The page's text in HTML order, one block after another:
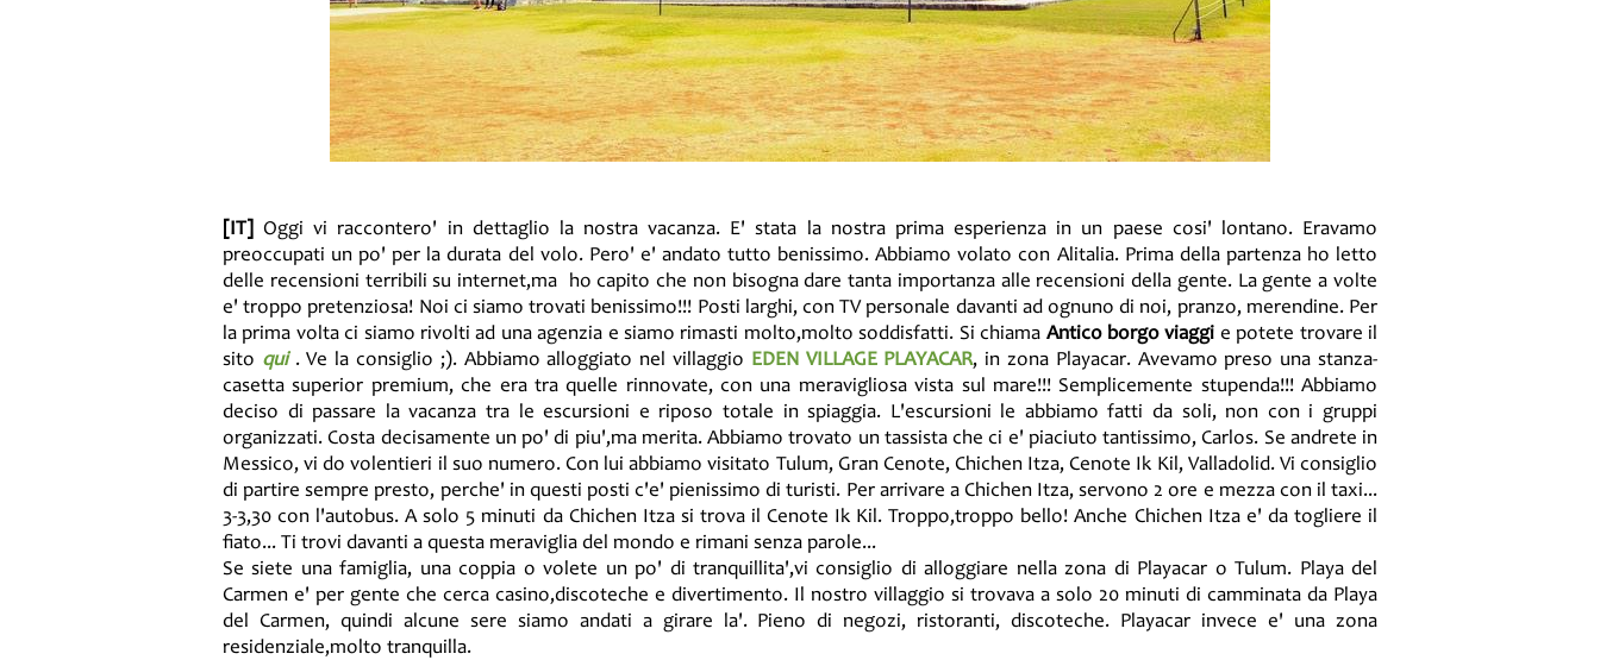
[IT]
Oggi vi raccontero' in dettaglio la nostra vacanza. E' stata la nostra prima esperienza in un paese cosi' lontano. Eravamo
preoccupati un po' per la durata del volo. Pero' e' andato tutto benissimo. Abbiamo volato con Alitalia. Prima della partenza ho letto
delle recensioni terribili su internet,ma ho capito che non bisogna dare tanta importanza alle recensioni della gente. La gente a volte
e' troppo pretenziosa! Noi ci siamo trovati benissimo!!! Posti larghi, con TV personale davanti ad ognuno di noi, pranzo, merendine. Per
la prima volta ci siamo rivolti ad una agenzia e siamo rimasti molto,molto soddisfatti. Si chiama Antico borgo viaggi e potete trovare il
sito qui . Ve la consiglio ;). Abbiamo alloggiato nel villaggio EDEN VILLAGE PLAYACAR, in zona Playacar. Avevamo preso una stanza-
casetta superior premium, che era tra quelle rinnovate, con una meravigliosa vista sul mare!!! Semplicemente stupenda!!! Abbiamo
deciso di passare la vacanza tra le escursioni e riposo totale in spiaggia. L'escursioni le abbiamo fatti da soli, non con i gruppi
organizzati. Costa decisamente un po' di piu',ma merita. Abbiamo trovato un tassista che ci e' piaciuto tantissimo, Carlos. Se andrete in
Messico, vi do volentieri il suo numero. Con lui abbiamo visitato Tulum, Gran Cenote, Chichen Itza, Cenote Ik Kil, Valladolid. Vi consiglio
di partire sempre presto, perche' in questi posti c'e' pienissimo di turisti. Per arrivare a Chichen Itza, servono 2 ore e mezza con il taxi...
3-3,30 con l'autobus. A solo 5 minuti da Chichen Itza si trova il Cenote Ik Kil. Troppo,troppo bello! Anche Chichen Itza e' da togliere il
fiato... Ti trovi davanti a questa meraviglia del mondo e rimani senza parole...
Se siete una famiglia, una coppia o volete un po' di tranquillita',vi consiglio di alloggiare nella zona di Playacar o Tulum. Playa del
Carmen e' per gente che cerca casino,discoteche e divertimento. Il nostro villaggio si trovava a solo 20 minuti di camminata da Playa
del Carmen, quindi alcune sere siamo andati a girare la'. Pieno di negozi, ristoranti, discoteche. Playacar invece e' una zona
residenziale,molto tranquilla.